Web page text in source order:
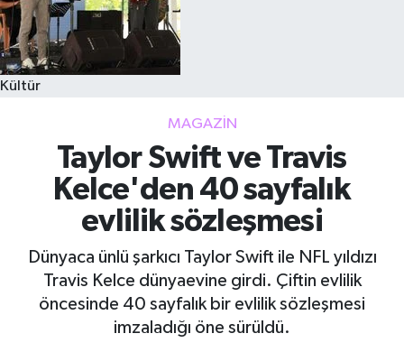
Kültür
MAGAZIN
Taylor Swift ve Travis
Kelce'den 40 sayfalık
evlilik sözleşmesi
Dünyaca ünlü şarkıcı Taylor Swift ile NFL yıldızı
Travis Kelce dünyaevine girdi. Çiftin evlilik
öncesinde 40 sayfalık bir evlilik sözleşmesi
imzaladığı öne sürüldü.